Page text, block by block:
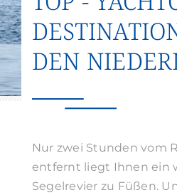
Suche
nach:
DEN
Nur zwei Stunden vom
entfernt liegt Ihnen ein
Segelrevier zu Füßen.